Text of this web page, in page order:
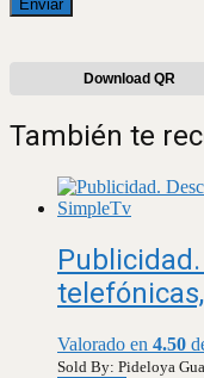
Download QR
También te
Valorado en 4.50
Sold By: Pideloya